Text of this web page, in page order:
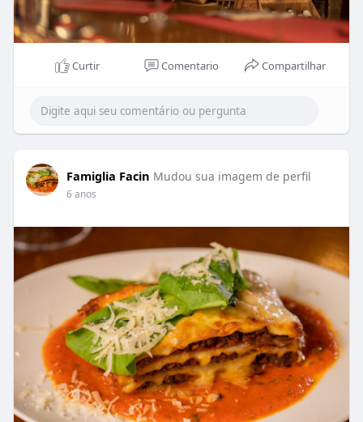
Curtir Comentario Compartilhar
Famiglia Facin Mudou sua imagem de perfil
6 anos